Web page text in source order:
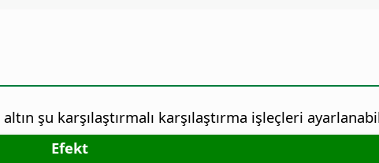
altın şu karşılaştırmalı karşılaştırma işleçleri
Efekt